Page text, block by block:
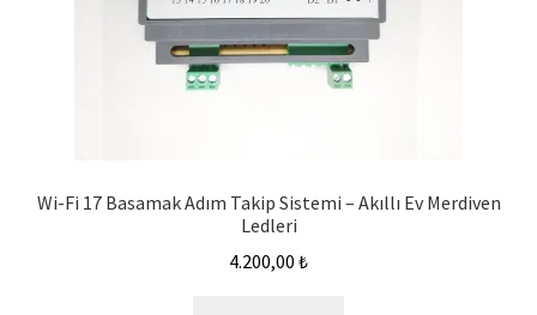
Wi-Fi 17 Basamak Adım Takip Sistemi – Akıllı Ev Merdiven
Ledleri
4.200,00 ₺